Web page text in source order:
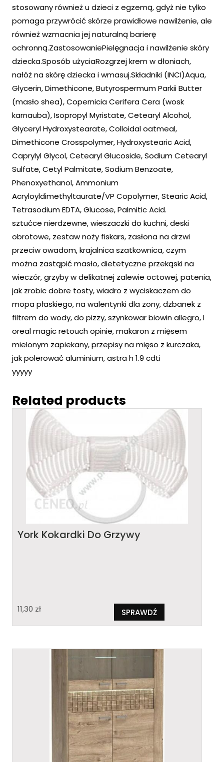
stosowany również u dzieci z egzemą, gdyż nie tylko
pomaga przywrócić skórze prawidłowe nawilżenie, ale
również wzmacnia jej naturalną barierę
ochronną.ZastosowaniePielęgnacja i nawilżenie skóry
dziecka.Sposób użyciaRozgrzej krem w dłoniach,
nałóż na skórę dziecka i wmasuj.Składniki (INCI)Aqua,
Glycerin, Dimethicone, Butyrospermum Parkii Butter
(masło shea), Copernicia Cerifera Cera (wosk
karnauba), Isopropyl Myristate, Cetearyl Alcohol,
Glyceryl Hydroxystearate, Colloidal oatmeal,
Dimethicone Crosspolymer, Hydroxystearic Acid,
Caprylyl Glycol, Cetearyl Glucoside, Sodium Cetearyl
Sulfate, Cetyl Palmitate, Sodium Benzoate,
Phenoxyethanol, Ammonium
Acryloyldimethyltaurate/VP Copolymer, Stearic Acid,
Tetrasodium EDTA, Glucose, Palmitic Acid.
sztućce nierdzewne, wieszaczki do kuchni, deski
obrotowe, zestaw noży fiskars, zasłona na drzwi
przeciw owadom, krajalnica szatkownica, czym
można zastąpić masło, dietetyczne przekąski na
wieczór, grzyby w delikatnej zalewie octowej, patenia,
jak zrobic dobre tosty, wiadro z wyciskaczem do
mopa płaskiego, na walentynki dla zony, dzbanek z
filtrem do wody, do pizzy, szynkowar biowin allegro, l
oreal magic retouch opinie, makaron z mięsem
mielonym zapiekany, przepisy na mięso z kurczaka,
jak polerować aluminium, astra h 1.9 cdti
yyyyy
Related products
York Kokardki Do Grzywy
11,30 zł SPRAWDŹ